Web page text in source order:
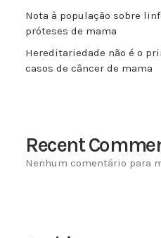
Nota à população sobre
próteses de mama
Hereditariedade não é o
casos de câncer de mama
Recent
Nenhum comentário para